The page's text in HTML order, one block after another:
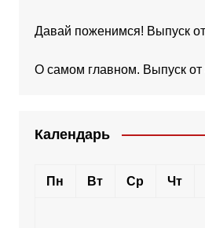
Давай поженимся! Выпуск
О самом главном. Выпуск от
Календарь
Пн Вт Ср Чт